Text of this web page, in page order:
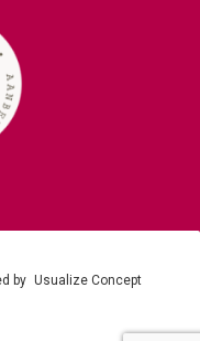
by Usualize Concept